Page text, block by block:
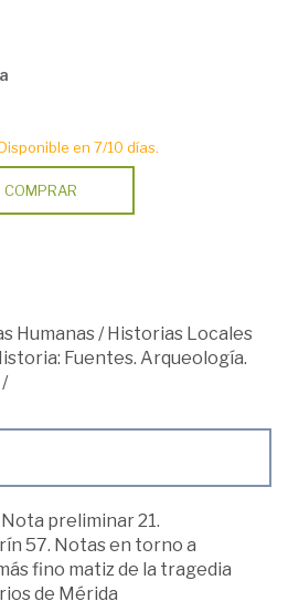
en 7/10 días.
COMPRAR
Humanas/Historias Locales
Fuentes. Arqueología.
/
preliminar 21.
57. Notas en torno a
fino matiz de la tragedia
de Mérida